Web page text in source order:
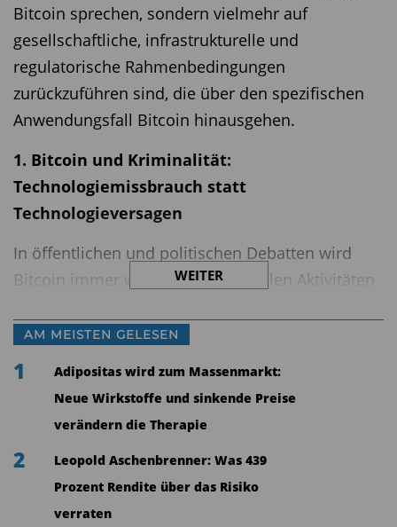
Bitcoin sprechen, sondern vielmehr auf
gesellschaftliche, infrastrukturelle und
regulatorische Rahmenbedingungen
zurückzuführen sind, die über den spezifischen
Anwendungsfall Bitcoin hinausgehen.
1. Bitcoin und Kriminalität:
Technologiemissbrauch statt
Technologieversagen
In öffentlichen und politischen Debatten wird
Bitcoin immer wieder mit kriminellen Aktivitäten
Vergangenheit unter anderem als Zahlungsmittel
auf der berüchtigten Plattform "Silk Road" oder
bei sogenannten "Ransomware"-Angriffen.
diene primär der Anonymisierung und
Umgehung staatlicher Kontrolle.
Diese Argumentation ist jedoch verkürzt.
WEITER
AM MEISTEN GELESEN
1
Adipositas wird zum Massenmarkt:
Neue Wirkstoffe und sinkende Preise
verändern die Therapie
2
Leopold Aschenbrenner: Was 439
Prozent Rendite über das Risiko
verraten